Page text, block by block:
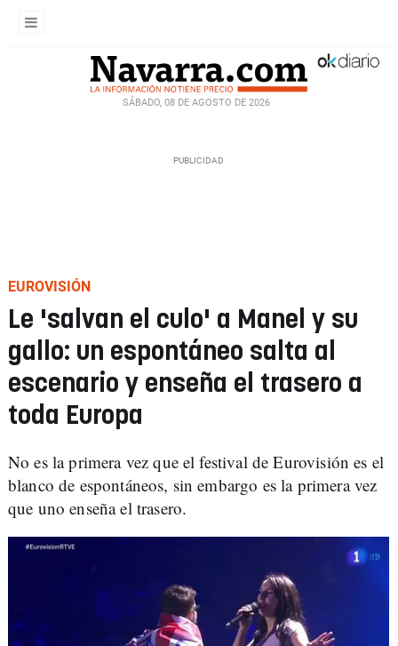
SÁBADO, 08 DE AGOSTO DE 2026
EUROVISIÓN
Le 'salvan el culo' a Manel y su
gallo: un espontáneo salta al
escenario y enseña el trasero a
toda Europa
No es la primera vez que el festival de Eurovisión es el
blanco de espontáneos, sin embargo es la primera vez
que uno enseña el trasero.